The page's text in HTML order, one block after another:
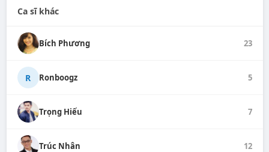
Ca sĩ khác
Bích Phương 23
R Ronboogz 5
Trọng Hiếu 7
Trúc Nhân 12